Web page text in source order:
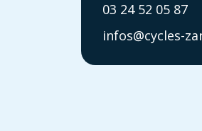
03 24 52 05 87
infos@cycles-